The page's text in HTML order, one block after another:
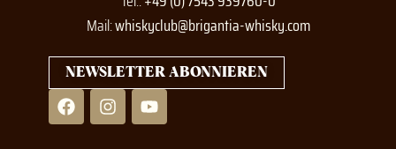
Mail:whiskyclub@brigantia-whisky.com
NEWSLETTER ABONNIEREN
F
a
c
I
n
s
Y
o
u